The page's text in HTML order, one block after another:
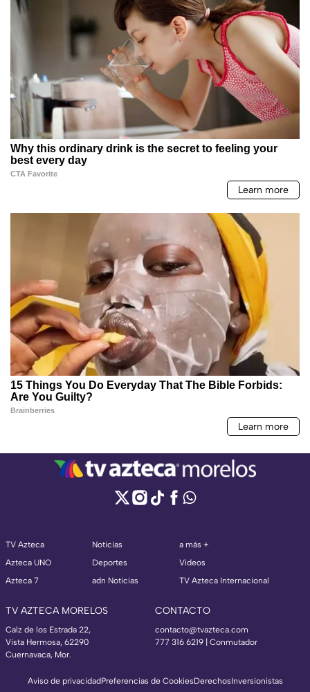
TV Azteca
Azteca UNO
Azteca 7
Noticias
Deportes
adn Noticias
a más +
Videos
TV Azteca Internacional
TV AZTECA MORELOS
Calz de los Estrada 22,
Vista Hermosa, 62290
Cuernavaca, Mor.
CONTACTO
contacto@tvazteca.com
777 316 6219 | Conmutador
Aviso de privacidadPreferencias de CookiesDerechosInversionistas